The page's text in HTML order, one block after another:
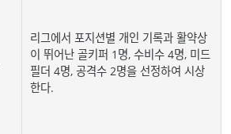
리그에서 포지션별 개인 기록과 활약상
이 뛰어난 골키퍼 1명, 수비수 4명, 미드
필더 4명, 공격수 2명을 선정하여 시상
한다.